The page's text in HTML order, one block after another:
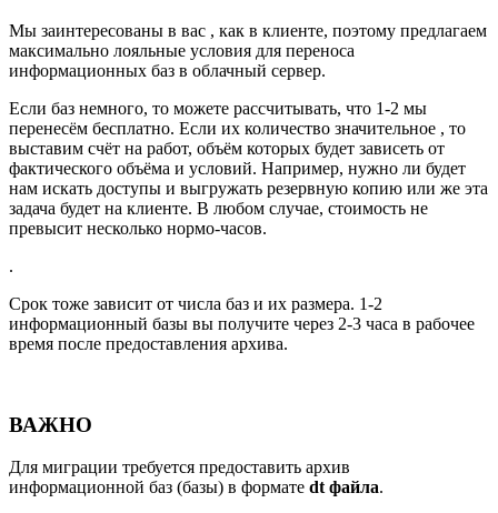
Мы заинтересованы в вас , как в клиенте, поэтому предлагаем
максимально лояльные условия для переноса
информационных баз в облачный сервер.
Если баз немного, то можете рассчитывать, что 1-2 мы
перенесём бесплатно. Если их количество значительное , то
выставим счёт на работ, объём которых будет зависеть от
фактического объёма и условий. Например, нужно ли будет
нам искать доступы и выгружать резервную копию или же эта
задача будет на клиенте. В любом случае, стоимость не
превысит несколько нормо-часов.
.
Срок тоже зависит от числа баз и их размера. 1-2
информационный базы вы получите через 2-3 часа в рабочее
время после предоставления архива.
ВАЖНО
Для миграции требуется предоставить архив
информационной баз (базы) в формате dt файла.